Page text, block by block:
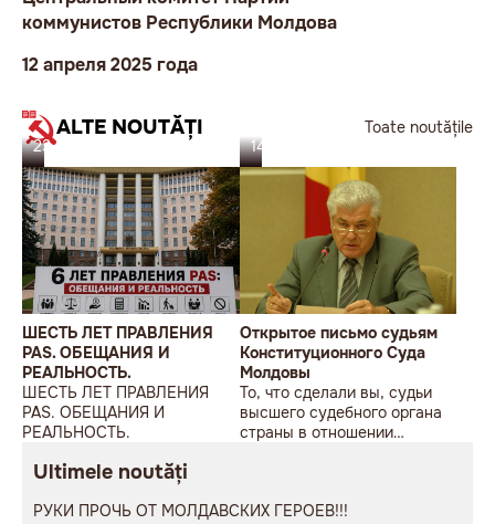
коммунистов Республики Молдова
12 апреля 2025 года
ALTE NOUTĂȚI
Toate noutățile
23.07.26
ШЕСТЬ ЛЕТ ПРАВЛЕНИЯ
PAS. ОБЕЩАНИЯ И
РЕАЛЬНОСТЬ.
ШЕСТЬ ЛЕТ ПРАВЛЕНИЯ
PAS. ОБЕЩАНИЯ И
РЕАЛЬНОСТЬ.
14.07.26
Открытое письмо судьям
Конституционного Суда
Молдовы
То, что сделали вы, судьи
высшего судебного органа
страны в отношении
переворот и первый шаг к
Ultimele noutăți
РУКИ ПРОЧЬ ОТ МОЛДАВСКИХ ГЕРОЕВ!!!